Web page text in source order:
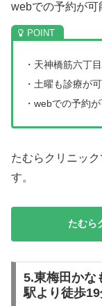
webでの予約が可
・天神橋筋六丁
・土曜も診療が
・webでの予約
たむらクリニッ
す。
たむら
5.東梅田かな
駅より徒歩19